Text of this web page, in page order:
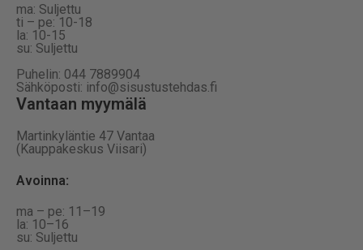
ma: Suljettu
ti – pe: 10-18
la: 10-15
su: Suljettu
Puhelin: 044 7889904
Sähköposti: info@sisustustehdas.fi
Vantaan myymälä
Martinkyläntie 47 Vantaa
(Kauppakeskus Viisari)
Avoinna:
ma – pe: 11–19
la: 10–16
su: Suljettu